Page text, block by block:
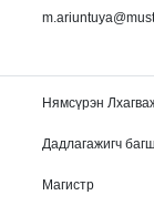
Нямсүрэн
Дадлагажигч
Магистр